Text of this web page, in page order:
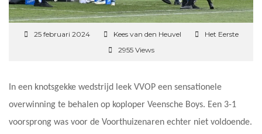
25 februari 2024 Kees van den Heuvel
Het Eerste
2955 Views
In een knotsgekke wedstrijd leek VVOP een sensationele
overwinning te behalen op koploper Veensche Boys. Een 3-1
voorsprong was voor de Voorthuizenaren echter niet voldoende.